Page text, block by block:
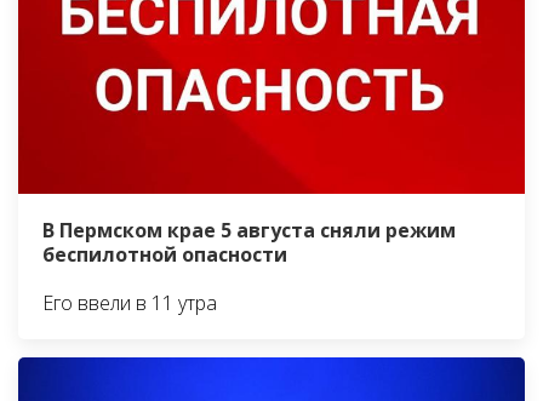
В Пермском крае 5 августа сняли режим
беспилотной опасности
Его ввели в 11 утра